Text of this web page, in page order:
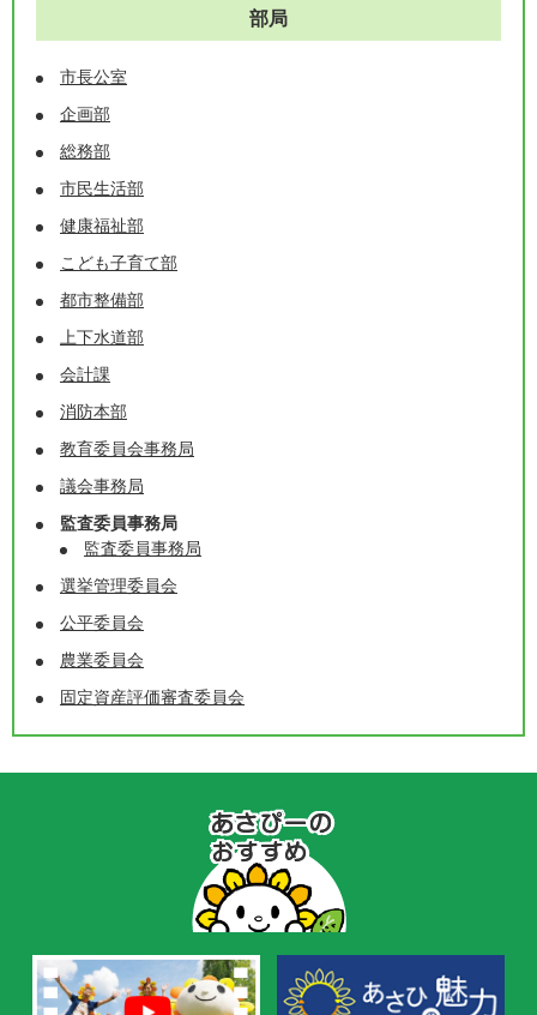
部局
市長公室
企画部
総務部
市民生活部
健康福祉部
こども子育て部
都市整備部
上下水道部
会計課
消防本部
教育委員会事務局
議会事務局
監査委員事務局
監査委員事務局
選挙管理委員会
公平委員会
農業委員会
固定資産評価審査委員会
の
お
す
め